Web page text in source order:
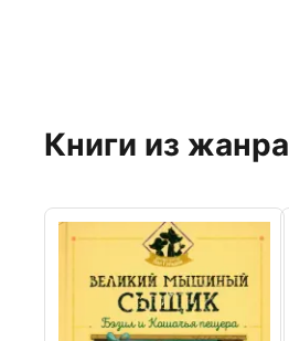
Книги из жанра